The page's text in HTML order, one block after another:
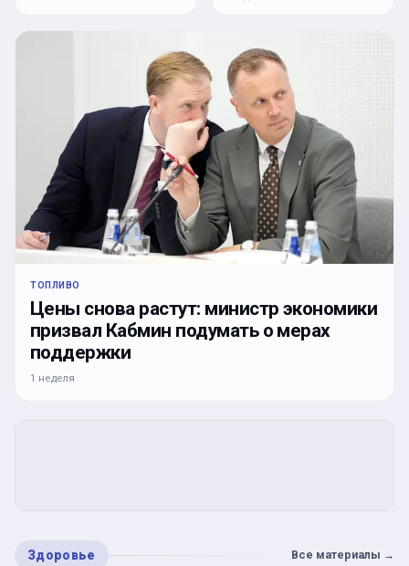
ТОПЛИВО
Цены снова растут: министр экономики
призвал Кабмин подумать о мерах
поддержки
1 неделя
Здоровье Все материалы →